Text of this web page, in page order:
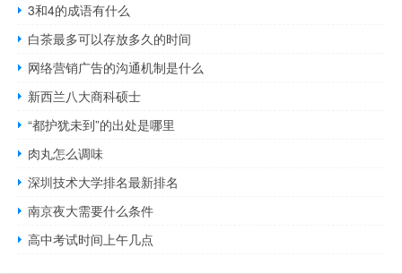
3和4的成语有什么
白茶最多可以存放多久的时间
网络营销广告的沟通机制是什么
新西兰八大商科硕士
“都护犹未到”的出处是哪里
肉丸怎么调味
深圳技术大学排名最新排名
南京夜大需要什么条件
高中考试时间上午几点